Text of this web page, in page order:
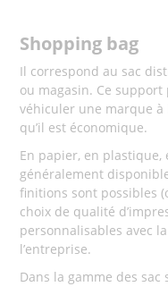
Shopping bag
Il correspond au sac
ou magasin. Ce
véhiculer une marque à
qu’il est économique.
En papier, en
généralement
finitions sont possibles
choix de qualité
personnalisables avec
l’entreprise.
Dans la gamme des